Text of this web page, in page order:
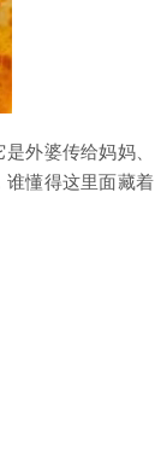
外婆传给妈妈、
谁懂得这里面藏着